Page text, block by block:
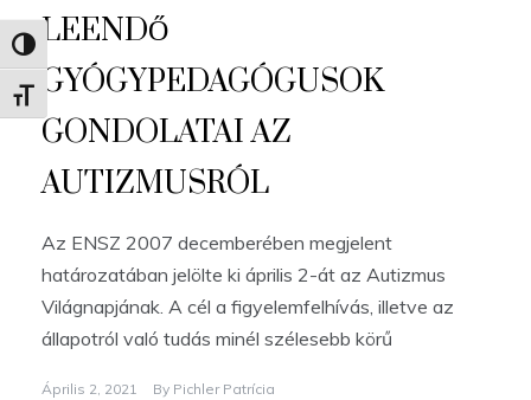
Nagy kontraszt váltása
Betűméret váltása
LEENDŐ
GYÓGYPEDAGÓGUSOK
GONDOLATAI AZ
AUTIZMUSRÓL
Az ENSZ 2007 decemberében megjelent
határozatában jelölte ki április 2-át az Autizmus
Világnapjának. A cél a figyelemfelhívás, illetve az
állapotról való tudás minél szélesebb körű
Április 2, 2021 By Pichler Patrícia